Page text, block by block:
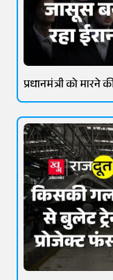
प्रधानमंत्री को